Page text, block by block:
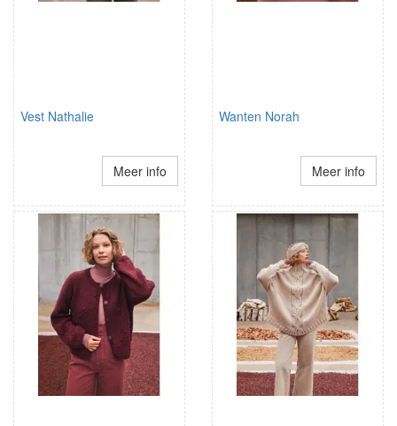
Vest Nathalie
Meer info
Wanten Norah
Meer info